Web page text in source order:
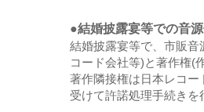
●結婚披露宴等での音
結婚披露宴等で、市販
コード会社等)と著作権(
著作隣接権は日本レコー
受けて許諾処理手続きを